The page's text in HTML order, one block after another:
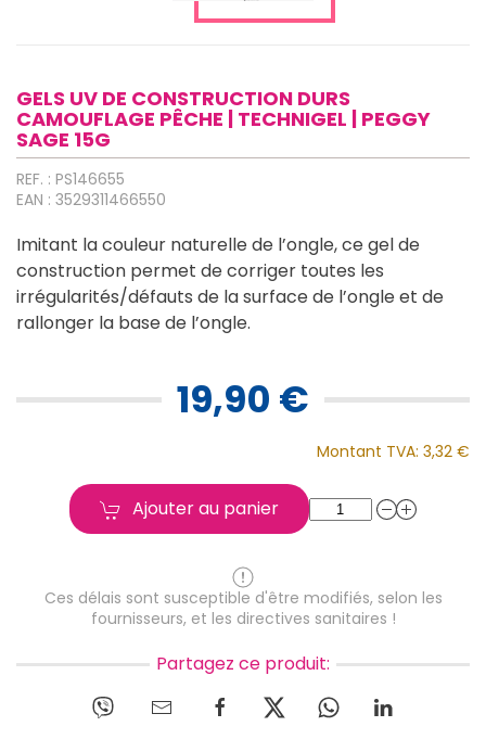
GELS UV DE CONSTRUCTION DURS
CAMOUFLAGE PÊCHE | TECHNIGEL | PEGGY
SAGE 15G
REF. : PS146655
EAN : 3529311466550
Imitant la couleur naturelle de l’ongle, ce gel de
construction permet de corriger toutes les
irrégularités/défauts de la surface de l’ongle et de
rallonger la base de l’ongle.
19,90 €
Montant TVA: 3,32 €
Ajouter au panier
Ces délais sont susceptible d'être modifiés, selon les
fournisseurs, et les directives sanitaires !
Partagez ce produit: